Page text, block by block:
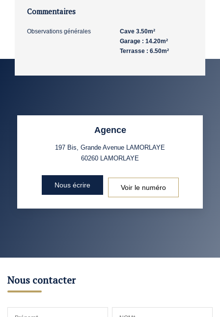
Commentaires
Observations générales
Cave 3.50m²
Garage : 14.20m²
Terrasse : 6.50m²
Agence
197 Bis, Grande Avenue LAMORLAYE
60260 LAMORLAYE
Nous écrire Voir le numéro
Nous contacter